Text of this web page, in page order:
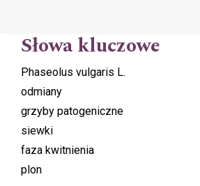
Słowa kluczowe
Phaseolus vulgaris L.
odmiany
grzyby patogeniczne
siewki
faza kwitnienia
plon